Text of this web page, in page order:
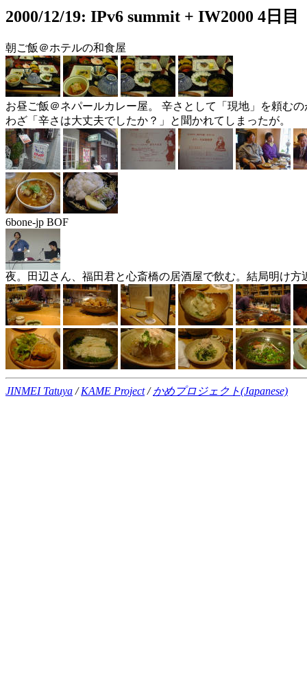
2000/12/19: IPv6 summit + IW2000 4日目
朝ご飯＠ホテルの和食屋
お昼ご飯＠ネパールカレー屋。 辛さとして「現地」を頼む
わざ「辛さは大丈夫でしたか？」と聞かれてしまったが。
6bone-jp BOF
夜。田辺さん、福田君と心斎橋の居酒屋で飲む。結局明け方
JINMEI Tatuya /KAME Project/ かめプロジェクト(Japanese)